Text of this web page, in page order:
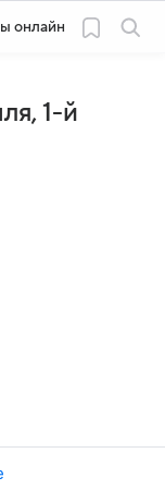
онлайн
1-й